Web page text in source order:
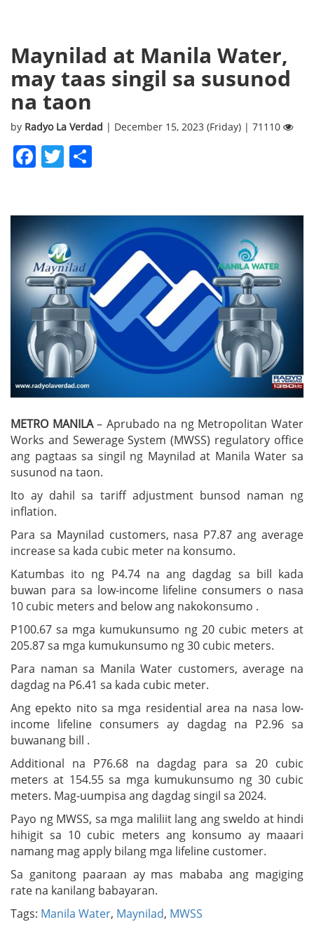
Maynilad at Manila Water,
may taas singil sa susunod
na taon
by Radyo La Verdad | December 15, 2023 (Friday) | 71110
Facebook
Twitter
METRO MANILA– Aprubado na ng Metropolitan Water
Works and Sewerage System (MWSS) regulatory office
ang pagtaas sa singil ng Maynilad at Manila Water sa
susunod na taon.
Ito ay dahil sa tariff adjustment bunsod naman ng
inflation.
Para sa Maynilad customers, nasa P7.87 ang average
increase sa kada cubic meter na konsumo.
Katumbas ito ng P4.74 na ang dagdag sa bill kada
buwan para sa low-income lifeline consumers o nasa
10 cubic meters and below ang nakokonsumo .
P100.67 sa mga kumukunsumo ng 20 cubic meters at
205.87 sa mga kumukunsumo ng 30 cubic meters.
Para naman sa Manila Water customers, average na
dagdag na P6.41 sa kada cubic meter.
Ang epekto nito sa mga residential area na nasa low-
income lifeline consumers ay dagdag na P2.96 sa
buwanang bill .
Additional na P76.68 na dagdag para sa 20 cubic
meters at 154.55 sa mga kumukunsumo ng 30 cubic
meters. Mag-uumpisa ang dagdag singil sa 2024.
Payo ng MWSS, sa mga maliliit lang ang sweldo at hindi
hihigit sa 10 cubic meters ang konsumo ay maaari
namang mag apply bilang mga lifeline customer.
Sa ganitong paaraan ay mas mababa ang magiging
rate na kanilang babayaran.
Tags: Manila Water, Maynilad, MWSS